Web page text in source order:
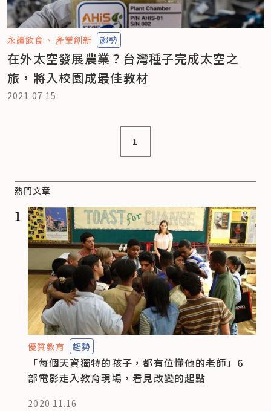
永續飲食 產業創新 趨勢
在外太空發展農業？台灣種子完成太空之
旅，將入校園成最佳教材
2021.07.15
1
熱門文章
1
優質教育 趨勢
「每個天資獨特的孩子，都有位懂他的老師」6
部電影走入教育現場，看見改變的起點
2020.11.16